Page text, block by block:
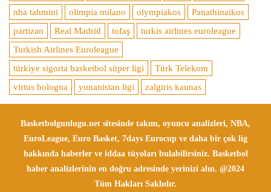
nba tahmini
olimpia milano olympiakos
Panathinaikos
partizan
Real Madrid tofaş
turkis airlines euroleague
Turkish Airlines Euroleague
türkiye sigorta basketbol süper ligi
Türk Telekom
virtus bologna
yunanistan ligi zalgiris kaunas
Basketbolgunlugu.net sitesinde takım, oyuncu analizleri, NBA,
EuroLeague, Euro Basket, 7days Eurocup ve daha bir çok lig
hakkında haberler ve iddaa tüyoları bulabilirsiniz. Basketbol
haber analizlerinin en doğru adresinde yerinizi alın. @2024
Tüm Hakları Saklıdır.